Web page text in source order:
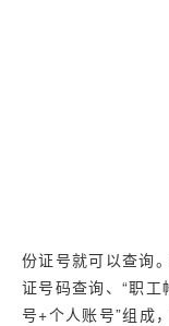
份证号就可以查询
证号码查询、“职
号+个人账号”组成